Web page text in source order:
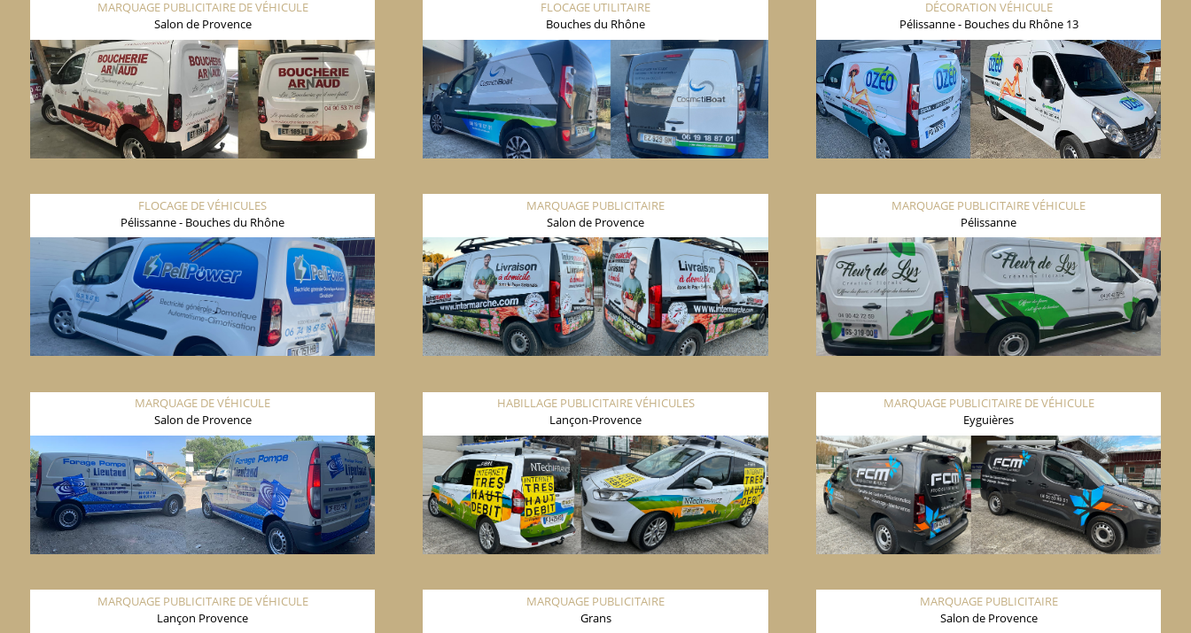
MARQUAGE PUBLICITAIRE DE VÉHICULE
Salon de Provence
FLOCAGE UTILITAIRE
Bouches du Rhône
DÉCORATION VÉHICULE
Pélissanne - Bouches du Rhône 13
FLOCAGE DE VÉHICULES
Pélissanne - Bouches du Rhône
MARQUAGE PUBLICITAIRE
Salon de Provence
MARQUAGE PUBLICITAIRE VÉHICULE
Pélissanne
MARQUAGE DE VÉHICULE
Salon de Provence
HABILLAGE PUBLICITAIRE VÉHICULES
Lançon-Provence
MARQUAGE PUBLICITAIRE DE VÉHICULE
Eyguières
MARQUAGE PUBLICITAIRE DE VÉHICULE
Lançon Provence
MARQUAGE PUBLICITAIRE
Grans
MARQUAGE PUBLICITAIRE
Salon de Provence